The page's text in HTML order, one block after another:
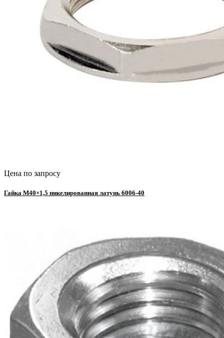
Цена по запросу
Гайка М40×1,5 никелированная латунь 6006-40